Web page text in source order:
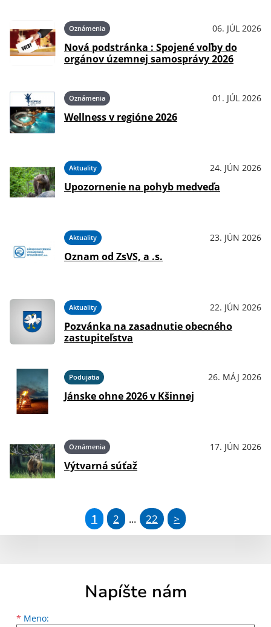
Oznámenia 06. JÚL 2026
Nová podstránka : Spojené voľby do
orgánov územnej samosprávy 2026
Oznámenia 01. JÚL 2026
Wellness v regióne 2026
Aktuality 24. JÚN 2026
Upozornenie na pohyb medveďa
Aktuality 23. JÚN 2026
Oznam od ZsVS, a .s.
Aktuality 22. JÚN 2026
Pozvánka na zasadnutie obecného
zastupiteľstva
Podujatia 26. MÁJ 2026
Jánske ohne 2026 v Kšinnej
Oznámenia 17. JÚN 2026
Výtvarná súťaž
1 2 ... 22 >
Napíšte nám
* Meno:
Meno
Priezvisko
E-mailová adresa